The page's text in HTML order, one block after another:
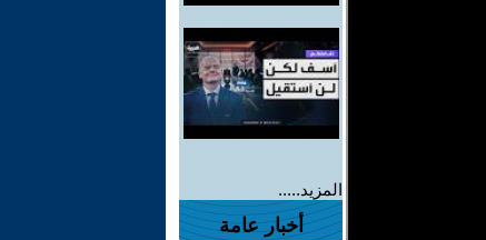
المزيد.....
أخبار عامة